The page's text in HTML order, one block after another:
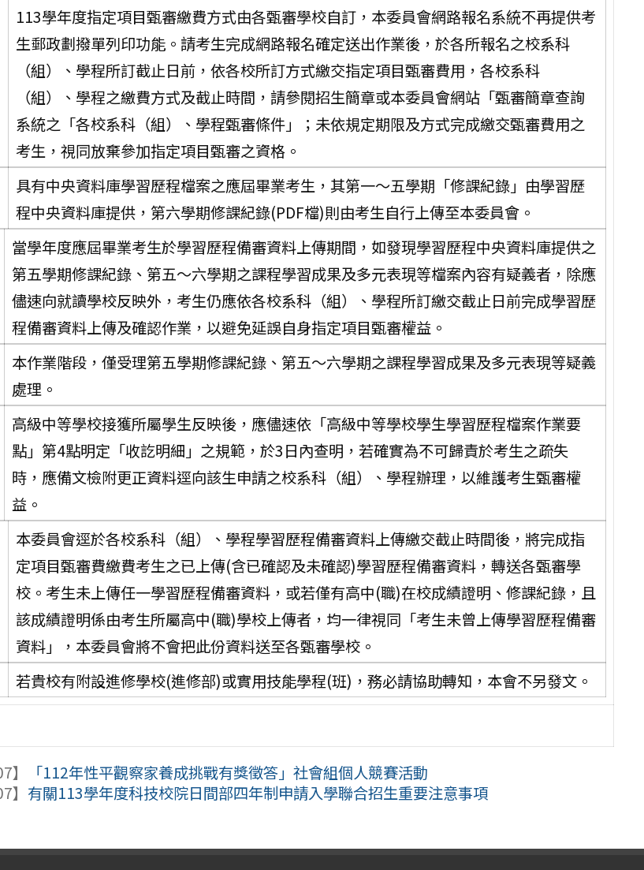
113學年度指定項目甄審繳費方式由各甄審學校自訂，本委員會網路報名系統不再提供考
生郵政劃撥單列印功能。請考生完成網路報名確定送出作業後，於各所報名之校系科
（組）、學程所訂截止日前，依各校所訂方式繳交指定項目甄審費用，各校系科
（組）、學程之繳費方式及截止時間，請參閱招生簡章或本委員會網站「甄審簡章查詢
系統之「各校系科（組）、學程甄審條件」；未依規定期限及方式完成繳交甄審費用之
考生，視同放棄參加指定項目甄審之資格。
具有中央資料庫學習歷程檔案之應屆畢業考生，其第一～五學期「修課紀錄」由學習歷
程中央資料庫提供，第六學期修課紀錄(PDF檔)則由考生自行上傳至本委員會。
當學年度應屆畢業考生於學習歷程備審資料上傳期間，如發現學習歷程中央資料庫提供之
第五學期修課紀錄、第五～六學期之課程學習成果及多元表現等檔案內容有疑義者，除應
儘速向就讀學校反映外，考生仍應依各校系科（組）、學程所訂繳交截止日前完成學習歷
程備審資料上傳及確認作業，以避免延誤自身指定項目甄審權益。
本作業階段，僅受理第五學期修課紀錄、第五～六學期之課程學習成果及多元表現等疑義
處理。
高級中等學校接獲所屬學生反映後，應儘速依「高級中等學校學生學習歷程檔案作業要
點」第4點明定「收訖明細」之規範，於3日內查明，若確實為不可歸責於考生之疏失
時，應備文檢附更正資料逕向該生申請之校系科（組）、學程辦理，以維護考生甄審權
益。
本委員會逕於各校系科（組）、學程學習歷程備審資料上傳繳交截止時間後，將完成指
定項目甄審費繳費考生之已上傳(含已確認及未確認)學習歷程備審資料，轉送各甄審學
校。考生未上傳任一學習歷程備審資料，或若僅有高中(職)在校成績證明、修課紀錄，且
該成績證明係由考生所屬高中(職)學校上傳者，均一律視同「考生未曾上傳學習歷程備審
資料」，本委員會將不會把此份資料送至各甄審學校。
若貴校有附設進修學校(進修部)或實用技能學程(班)，務必請協助轉知，本會不另發文。
】
「112年性平觀察家養成挑戰有獎徵答」社會組個人競賽活動
】 有關113學年度科技校院日間部四年制申請入學聯合招生重要注意事項